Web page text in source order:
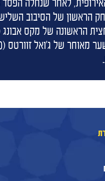
הראשון של הסיבוב